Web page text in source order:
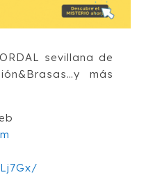
sevillana de
más